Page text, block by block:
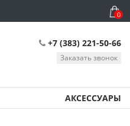
0
+7 (383) 221-50-66
Заказать звонок
АКСЕССУАРЫ